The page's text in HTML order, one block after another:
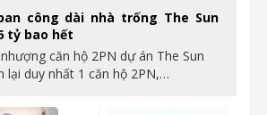
công dài nhà trống The Sun
tỷ bao hết
căn hộ 2PN dự án The Sun
lại duy nhất 1 căn hộ 2PN,…